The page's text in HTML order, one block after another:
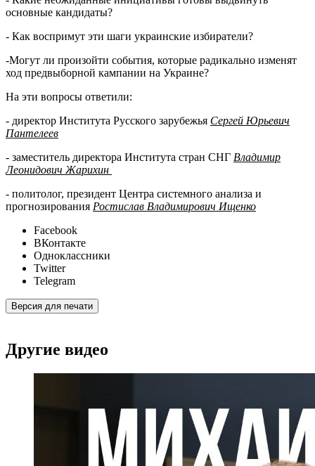
основные кандидаты?
- Как воспримут эти шаги украинские избиратели?
-Могут ли произойти события, которые радикально изменят
ход предвыборной кампании на Украине?
На эти вопросы ответили:
- директор Института Русского зарубежья Сергей Юрьевич
Пантелеев
- заместитель директора Института стран СНГ Владимир
Леонидович Жарихин
- политолог, президент Центра системного анализа и
прогнозирования Ростислав Владимирович Ищенко
Facebook
ВКонтакте
Одноклассники
Twitter
Telegram
Версия для печати
Другие видео